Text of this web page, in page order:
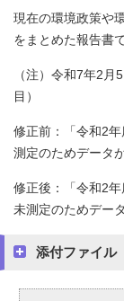
現在の環境政策や
をまとめた報告書で
（注）令和7年2
目）
修正前：「令和2
測定のためデータ
修正後：「令和2年
未測定のためデー
添付ファイル